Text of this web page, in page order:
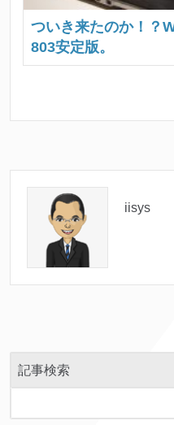
ついき来たのか！？
803安定版。
iisys
記事検索